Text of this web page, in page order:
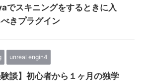
でスキニングをするときに入
きプラグイン
unreal engin4
験談】初心者から１ヶ月の独学